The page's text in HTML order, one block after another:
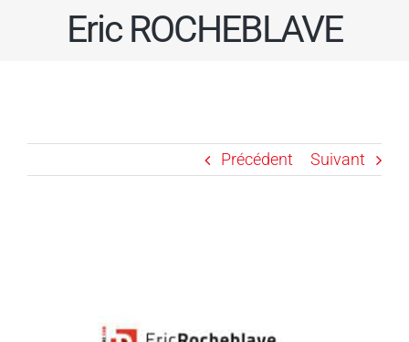
Eric ROCHEBLAVE
Précédent Suivant